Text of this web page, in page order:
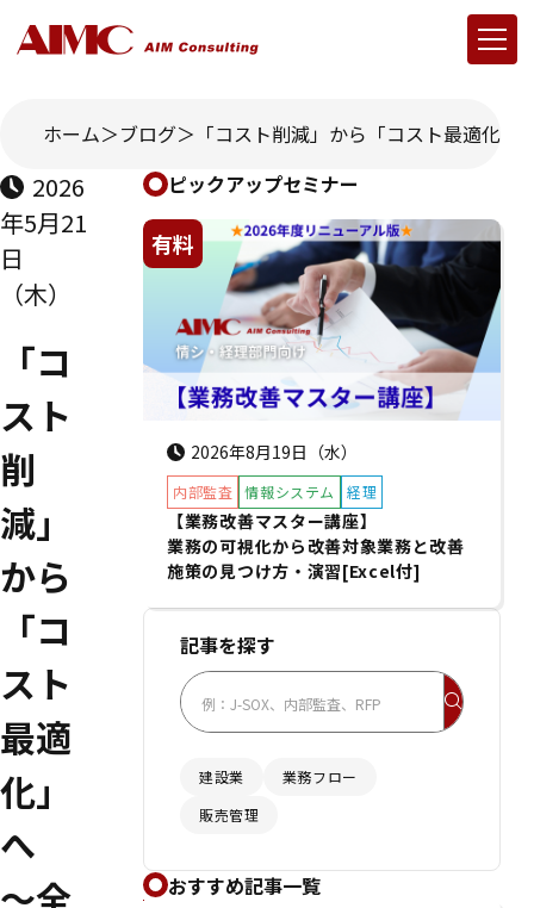
ホーム ブログ 「コスト削減」から「コスト最適化
2026
年5月21
日
（木）
「コ
スト
削
減」
から
「コ
スト
最適
化」
へ
～全
ピックアップセミナー
有料
2026年8月19日（水）
内部監査 情報システム 経理
【業務改善マスター講座】
業務の可視化から改善対象業務と改善
施策の見つけ方・演習[Excel付]
記事を探す
建設業
業務フロー
販売管理
おすすめ記事一覧